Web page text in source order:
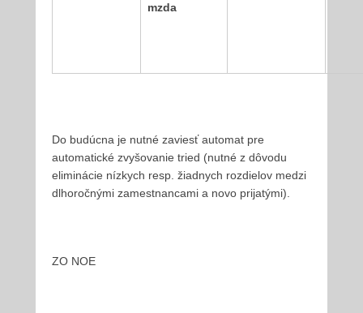
mzda
Do budúcna je nutné zaviesť automat pre
automatické zvyšovanie tried (nutné z dôvodu
eliminácie nízkych resp. žiadnych rozdielov medzi
dlhoročnými zamestnancami a novo prijatými).
ZO NOE